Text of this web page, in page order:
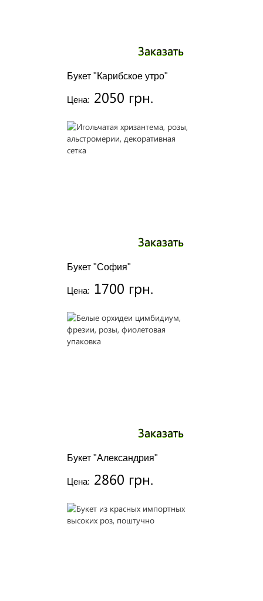
Букет "Карибское утро"
Цена: 2050 грн.
Заказать
Букет "София"
Цена: 1700 грн.
Заказать
Букет "Александрия"
Цена: 2860 грн.
Заказать